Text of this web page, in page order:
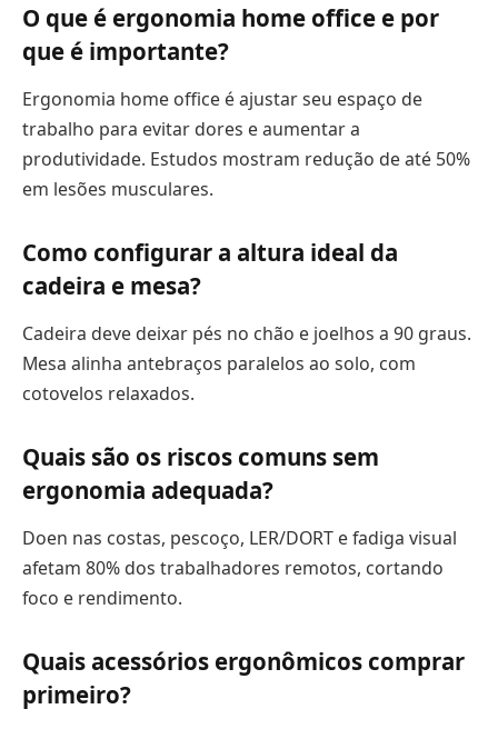
O que é ergonomia home office e por
que é importante?
Ergonomia home office é ajustar seu espaço de
trabalho para evitar dores e aumentar a
produtividade. Estudos mostram redução de até 50%
em lesões musculares.
Como configurar a altura ideal da
cadeira e mesa?
Cadeira deve deixar pés no chão e joelhos a 90 graus.
Mesa alinha antebraços paralelos ao solo, com
cotovelos relaxados.
Quais são os riscos comuns sem
ergonomia adequada?
Doen nas costas, pescoço, LER/DORT e fadiga visual
afetam 80% dos trabalhadores remotos, cortando
foco e rendimento.
Quais acessórios ergonômicos comprar
primeiro?